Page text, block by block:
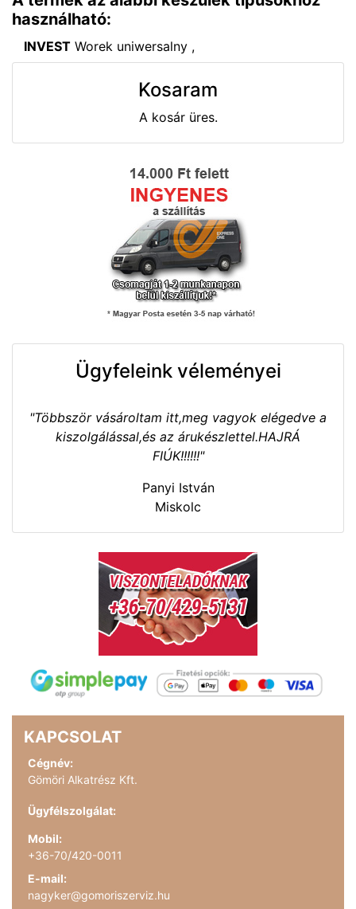
használható:
INVEST Worek uniwersalny ,
Kosaram
A kosár üres.
Ügyfeleink véleményei
"Többször vásároltam itt,meg vagyok elégedve a
kiszolgálással,és az árukészlettel.HAJRÁ
FIÚK!!!!!!"
Panyi István
Miskolc
KAPCSOLAT
Cégnév:
Gömöri Alkatrész Kft.
Ügyfélszolgálat:
Mobil:
+36-70/420-0011
E-mail:
nagyker@gomoriszerviz.hu